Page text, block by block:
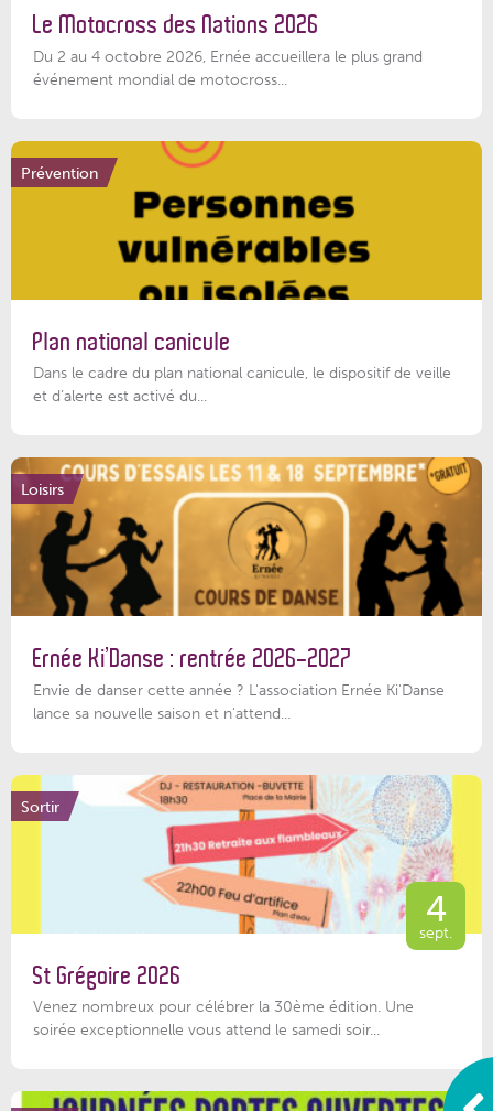
Le Motocross des Nations 2026
Du 2 au 4 octobre 2026, Ernée accueillera le plus grand
événement mondial de motocross...
Prévention
Plan national canicule
Dans le cadre du plan national canicule, le dispositif de veille
et d’alerte est activé du...
Loisirs
Ernée Ki’Danse : rentrée 2026-2027
Envie de danser cette année ? L'association Ernée Ki'Danse
lance sa nouvelle saison et n'attend...
Sortir
4
sept.
St Grégoire 2026
Venez nombreux pour célébrer la 30ème édition. Une
soirée exceptionnelle vous attend le samedi soir...